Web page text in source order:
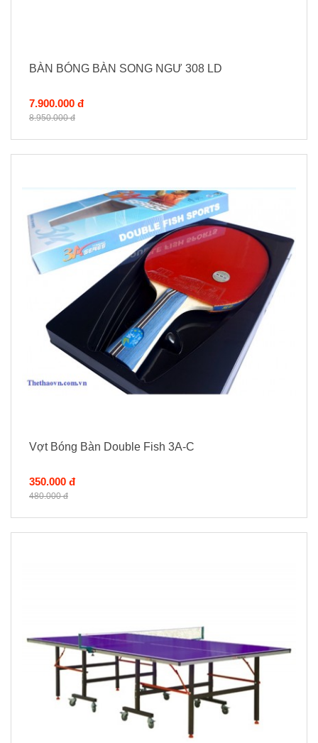
BÀN BÓNG BÀN SONG NGƯ 308 LD
7.900.000 đ
8.950.000 đ
Vợt Bóng Bàn Double Fish 3A-C
350.000 đ
480.000 đ